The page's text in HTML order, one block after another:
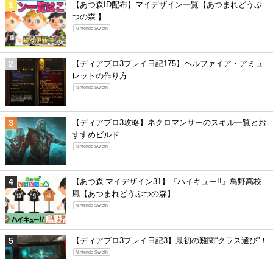
【あつ森ID配布】マイデザイン一覧【あつまれどうぶ
つの森 】
Nintendo Swicth
【ディアブロ3プレイ日記175】ヘルファイア・アミュ
レットの作り方
Nintendo Swicth
【ディアブロ3攻略】ネクロマンサーのスキル一覧とお
すすめビルド
Nintendo Swicth
【あつ森 マイデザイン31】『ハイキュー!!』鳥野高校
風【あつまれどうぶつの森】
Nintendo Swicth
【ディアブロ3プレイ日記3】最初の難関“クラス選び”！
Nintendo Swicth